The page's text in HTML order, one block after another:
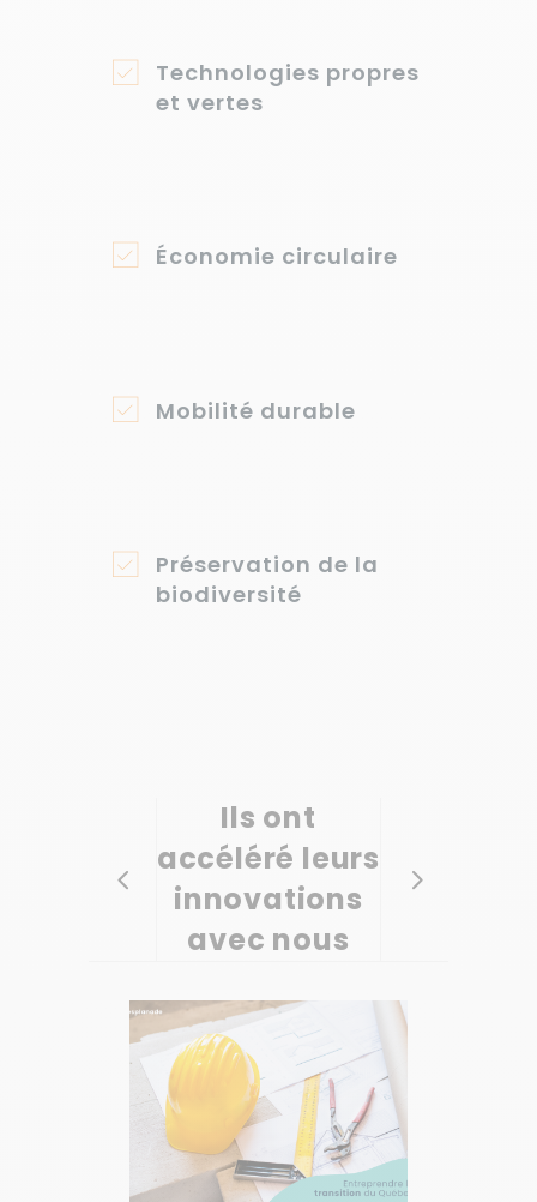
Technologies propres
et vertes
Économie circulaire
Mobilité durable
Préservation de la
biodiversité
Ils ont
accéléré leurs
innovations
avec nous